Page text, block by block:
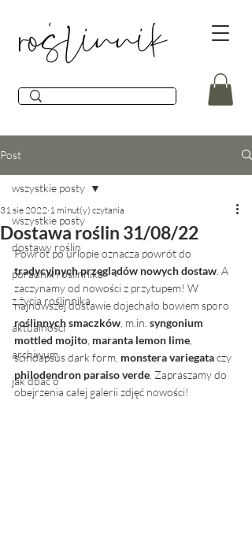
Post
wszystkie posty
dostawy roślin
poradnik roślinnika
z życia roślinnika
aktualności
archiwum
jak dbać o
wszystkie posty
Dostawa roślin 31/08/22
31 sie 2022 1 minut(y) czytania
Powrót po urlopie oznacza powrót do
tradycyjnych przeglądów nowych dostaw . A
zaczynamy od nowości z przytupem! W
najnowszej dostawie dojechało bowiem sporo
roślinnych smaczków , m.in. syngonium
mottled mojito maranta lemon lime
scindapsus dark form, monstera variegata czy
philodendron paraiso verde . Zapraszamy do
obejrzenia całej galerii zdjęć nowości!